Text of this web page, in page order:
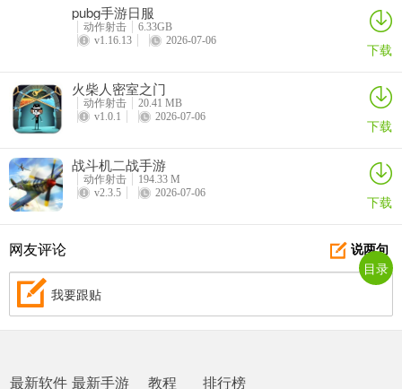
▪ 挑战场景，将你的适应能力逼到极限
▪ 更多进化内容
5、在《图鉴》中记录你的发现、成长与成就
6、无尽模式
▪ 证明你的生存实力，解锁无尽模式，摆脱时间限制，在末日中坚持
到最后！
万物皆可蟹手机版游玩注意事项
该游戏由电脑模拟器运行，普通机型体验不好！
按键可在设置重新配置(点击返回键-input-输入控件-点击齿轮-控件编
pubg手游日服
动作射击
6.33GB
v1.16.13
2026-07-06 下载
火柴人密室之门
动作射击
20.41 MB
v1.0.1
2026-07-06 下载
战斗机二战手游
动作射击
194.33 M
v2.3.5
2026-07-06 下载
说两句
网友评论
我要跟贴
最新软件 最新手游 教程 排行榜
目录